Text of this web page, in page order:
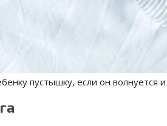
пустышку, если он волнуется